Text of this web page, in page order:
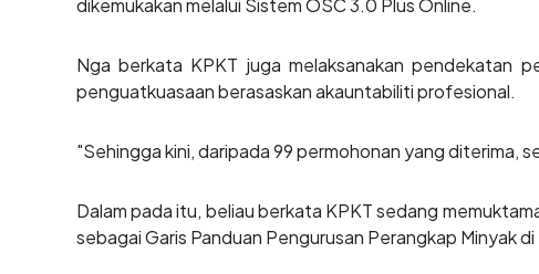
dikemukakan melalui Sistem OSC 3.0 Plus Online.
Nga berkata KPKT juga melaksanakan pendekatan
penguatkuasaan berasaskan akauntabiliti profesional.
"Sehingga kini, daripada 99 permohonan yang diterima,
Dalam pada itu, beliau berkata KPKT sedang
sebagai Garis Panduan Pengurusan Perangkap Minyak di